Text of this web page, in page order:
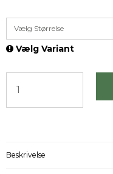
Vælg Størrelse
Vælg Variant
Beskrivelse